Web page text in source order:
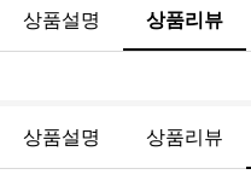
상품설명 상품리뷰
상품설명 상품리뷰